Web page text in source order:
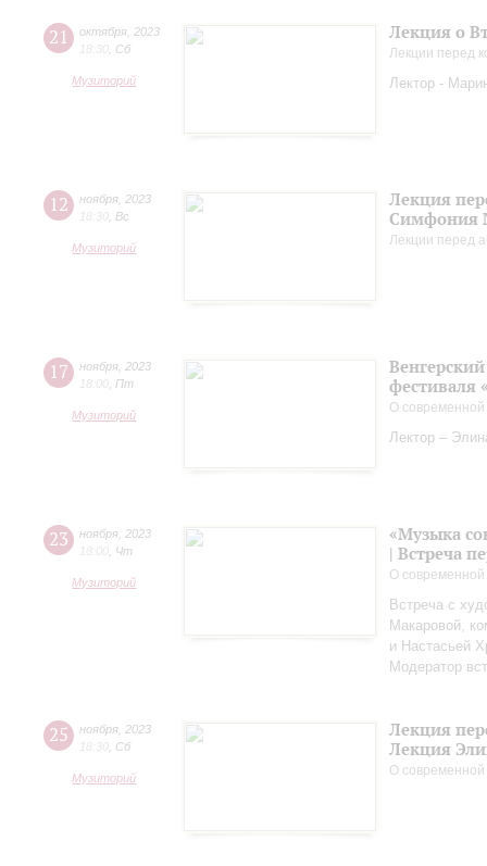
21 октября 2023
18:30 Сб
Музиторий
Лекция о
Лекции перед
Лектор -
12 ноября 2023
18:30 Вс
Музиторий
Лекция
Симфония
Лекции перед
17 ноября 2023
18:00 Пт
Музиторий
фестиваля
О
Лектор –
23 ноября 2023
18:00 Чт
Музиторий
«Музыка
| Встреча
О
Встреча с
Макаровой,
и Настасьей
Модератор
25 ноября 2023
18:30 Сб
Музиторий
Лекция
Лекция
О